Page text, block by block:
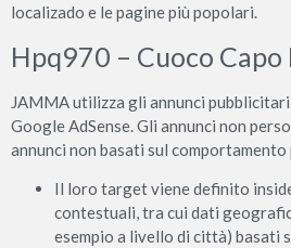
localizado e le pagine più popolari.
Hpq970 – Cuoco
JAMMA utilizza gli annunci
Google AdSense. Gli annunci non
annunci non basati sul comportamento
Il loro target viene definito
contestuali, tra cui dati
esempio a livello di città) basati